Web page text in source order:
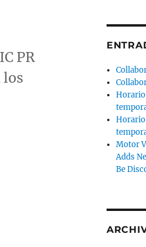
PR
los
Horario
Horario
Motor
Adds
Be